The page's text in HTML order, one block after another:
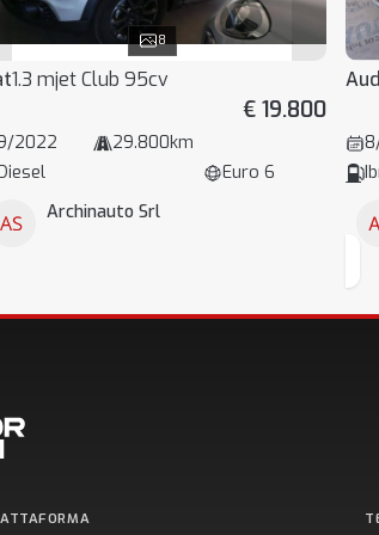
8
1.3 mjet Club 95cv
€ 19.800
2022
29.800km
Euro 6
Archinauto Srl